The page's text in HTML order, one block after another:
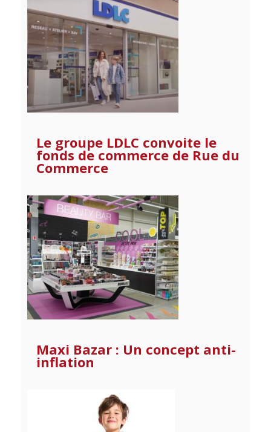
Le groupe LDLC convoite le
fonds de commerce de Rue du
Commerce
Maxi Bazar : Un concept anti-
inflation